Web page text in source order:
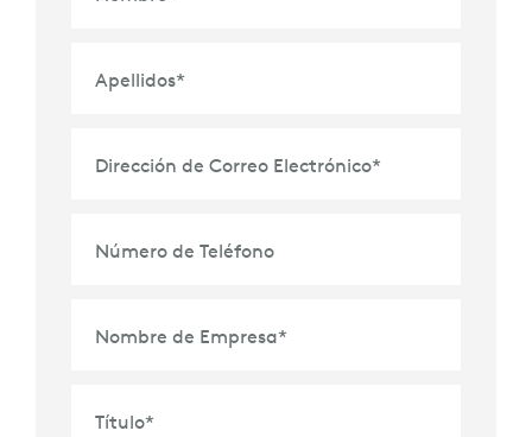
Apellidos*
Dirección de Correo Electrónico*
Número de Teléfono
Nombre de Empresa*
Título*